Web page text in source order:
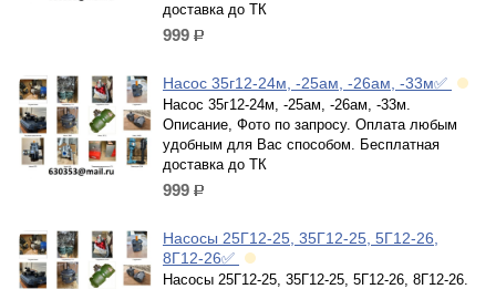
доставка до ТК
999 р.
Насос 35г12-24м, -25ам, -26ам, -33м✅
Насос 35г12-24м, -25ам, -26ам, -33м.
Описание, Фото по запросу. Оплата любым
удобным для Вас способом. Бесплатная
доставка до ТК
999 р.
Насосы 25Г12-25, 35Г12-25, 5Г12-26,
8Г12-26✅
Насосы 25Г12-25, 35Г12-25, 5Г12-26, 8Г12-26.